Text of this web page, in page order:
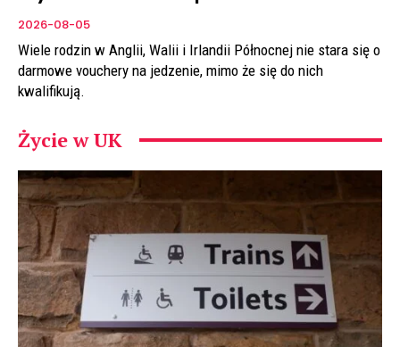
2026-08-05
Wiele rodzin w Anglii, Walii i Irlandii Północnej nie stara się o
darmowe vouchery na jedzenie, mimo że się do nich
kwalifikują.
Życie w UK